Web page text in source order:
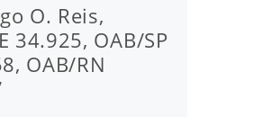
O. Reis,
34.925, OAB/SP
OAB/RN